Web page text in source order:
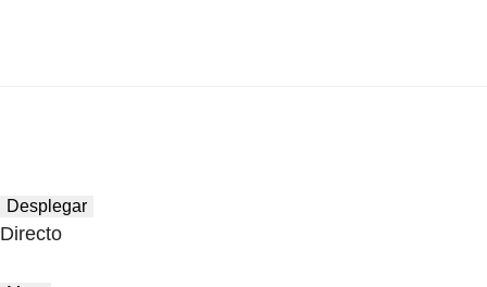
Desplegar
Directo